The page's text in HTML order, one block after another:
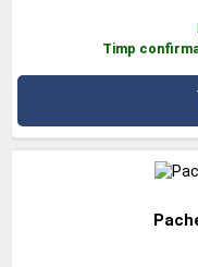
Timp